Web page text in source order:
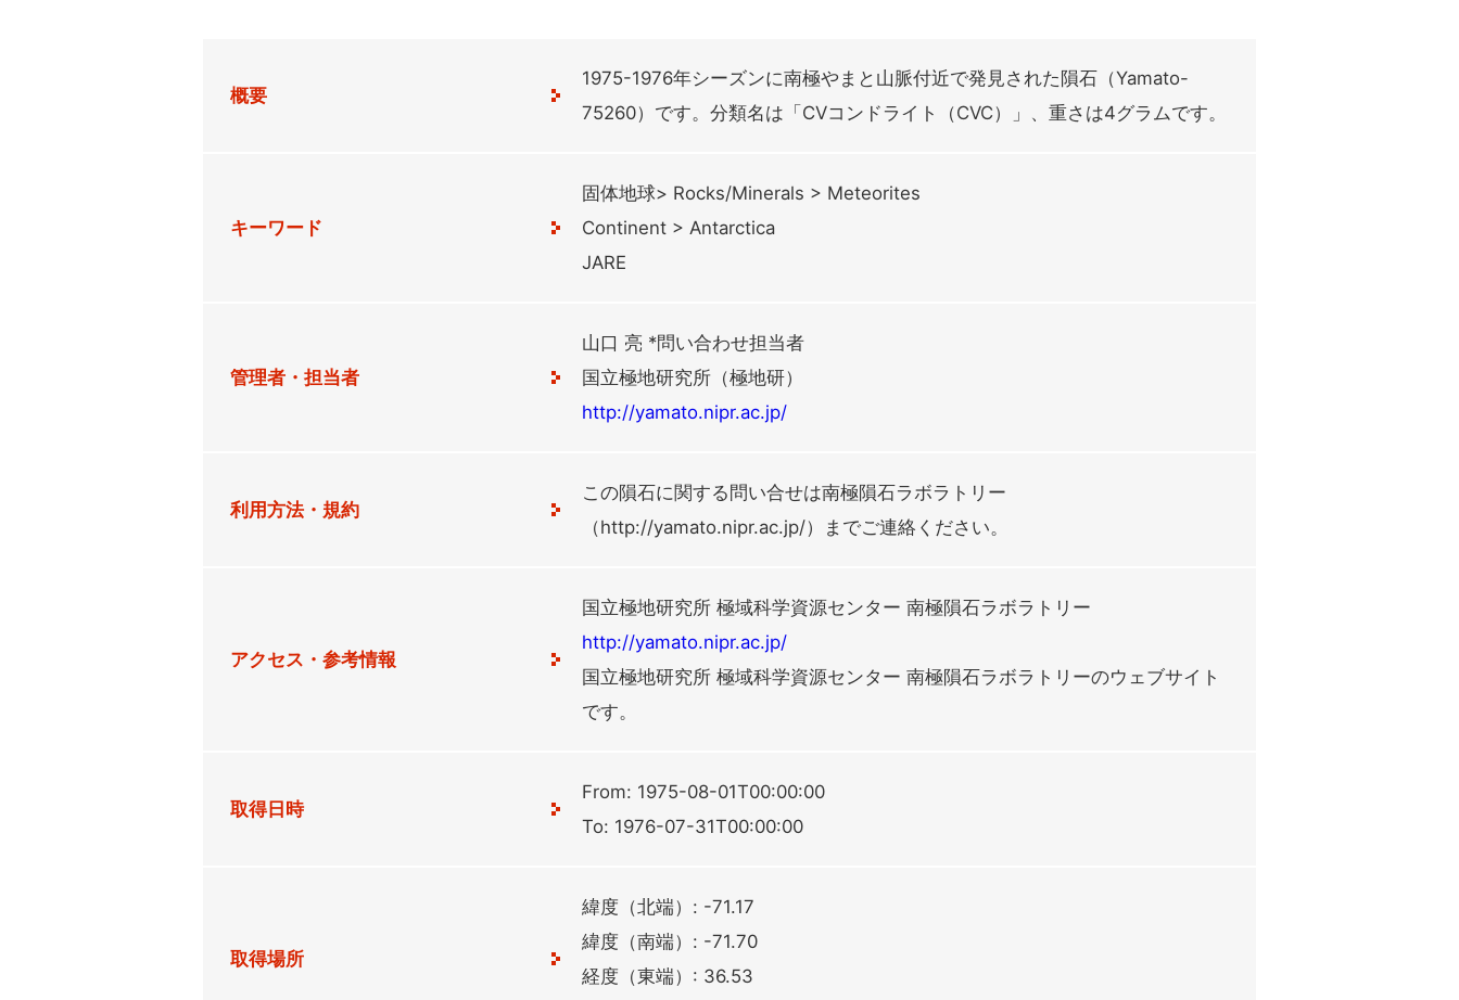
概要
1975-1976年シーズンに南極やまと山脈付近で発見された隕石（Yamato-
75260）です。分類名は「CVコンドライト（CVC）」、重さは4グラムです。
キーワード
固体地球> Rocks/Minerals > Meteorites
Continent > Antarctica
JARE
管理者・担当者
山口 亮 *問い合わせ担当者
国立極地研究所（極地研）
http://yamato.nipr.ac.jp/
利用方法・規約
この隕石に関する問い合せは南極隕石ラボラトリー
（http://yamato.nipr.ac.jp/）までご連絡ください。
アクセス・参考情報
国立極地研究所 極域科学資源センター 南極隕石ラボラトリー
http://yamato.nipr.ac.jp/
国立極地研究所 極域科学資源センター 南極隕石ラボラトリーのウェブサイト
です。
取得日時
From: 1975-08-01T00:00:00
To: 1976-07-31T00:00:00
取得場所
緯度（北端）: -71.17
緯度（南端）: -71.70
経度（東端）: 36.53